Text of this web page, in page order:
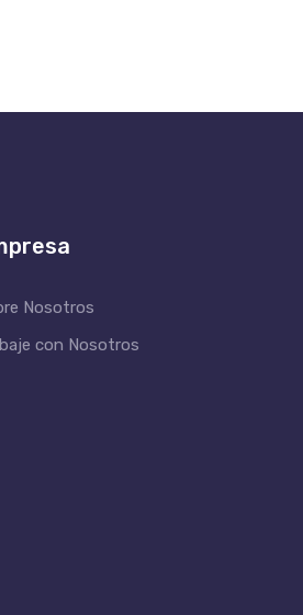
Nosotros
con Nosotros